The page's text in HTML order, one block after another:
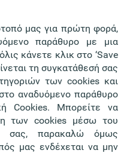
μας για πρώτη φορά,
παράθυρο με μια
κάνετε κλικ στο ‘Save
τη συγκατάθεσή σας
των cookies και
αναδυόμενο παράθυρο
Cookies. Μπορείτε να
των cookies μέσω του
σας, παρακαλώ όμως
μας ενδέχεται να μην